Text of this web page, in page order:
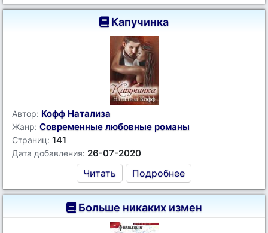
Капучинка
Автор: Кофф Натализа
Жанр: Современные любовные романы
Страниц: 141
Дата добавления: 26-07-2020
Читать Подробнее
Больше никаких измен